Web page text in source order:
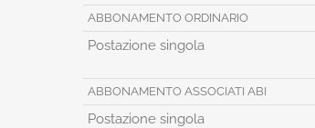
ABBONAMENTO ORDINARIO
Postazione singola
ABBONAMENTO ASSOCIATI ABI
Postazione singola